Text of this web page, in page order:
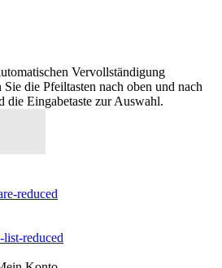
Vervollständigung
die Pfeiltasten nach oben und nach
die Eingabetaste zur Auswahl.